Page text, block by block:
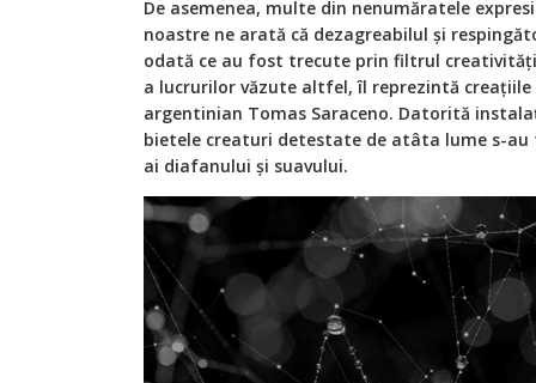
De asemenea, multe din nenumăratele
noastre ne arată că dezagreabilul și
odată ce au fost trecute prin filtrul
a lucrurilor văzute altfel, îl reprezintă
argentinian Tomas Saraceno. Datorită
bietele creaturi detestate de atâta lume s-
ai diafanului și suavului.